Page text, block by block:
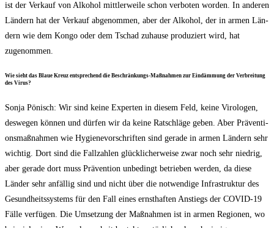
ist der Ver­kauf von Alko­hol mitt­ler­wei­le schon ver­bo­ten wor­den. In ande­ren
Län­dern hat der Ver­kauf abge­nom­men, aber der Alko­hol, der in armen Län­
dern wie dem Kon­go oder dem Tschad zuhau­se pro­du­ziert wird, hat
zugenommen.
Wie sieht das Blaue Kreuz ent­spre­chend die Beschrän­kungs-Maß­nah­men zur Ein­däm­mung der Ver­brei­tung
des Virus?
Son­ja Pönisch: Wir sind kei­ne Exper­ten in die­sem Feld, kei­ne Viro­lo­gen,
des­we­gen kön­nen und dür­fen wir da kei­ne Rat­schlä­ge geben. Aber Prä­ven­ti­
ons­maß­nah­men wie Hygie­ne­vor­schrif­ten sind gera­de in armen Län­dern sehr
wich­tig. Dort sind die Fall­zah­len glück­li­cher­wei­se zwar noch sehr nied­rig,
aber gera­de dort muss Prä­ven­ti­on unbe­dingt betrie­ben wer­den, da die­se
Län­der sehr anfäl­lig sind und nicht über die not­wen­di­ge Infra­struk­tur des
Gesund­heits­sys­tems für den Fall eines ernst­haf­ten Anstiegs der COVID-19
Fäl­le ver­fü­gen. Die Umset­zung der Maß­nah­men ist in armen Regio­nen, wo